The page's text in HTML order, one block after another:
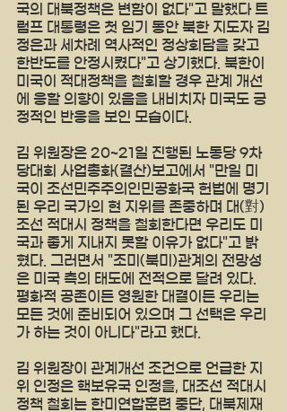
국의 대북정책은 변함이 없다"고 말했다 트
럼프 대통령은 첫 임기 동안 북한 지도자 김
정은과 세차례 역사적인 정상회담을 갖고
한반도를 안정시켰다"고 상기했다. 북한이
미국이 적대정책을 철회할 경우 관계 개선
에 응할 의향이 있음을 내비치자 미국도 긍
정적인 반응을 보인 모습이다.
김 위원장은 20~21일 진행된 노동당 9차
당대회 사업총화(결산)보고에서 "만일 미
국이 조선민주주의인민공화국 헌법에 명기
된 우리 국가의 현 지위를 존중하며 대(對)
조선 적대시 정책을 철회한다면 우리도 미
국과 좋게 지내지 못할 이유가 없다"고 밝
혔다. 그러면서 "조미(북미)관계의 전망성
은 미국 측의 태도에 전적으로 달려 있다.
평화적 공존이든 영원한 대결이든 우리는
모든 것에 준비되어 있으며 그 선택은 우리
가 하는 것이 아니다"라고 했다.
김 위원장이 관계개선 조건으로 언급한 지
위 인정은 핵보유국 인정을, 대조선 적대시
정책 철회는 한미연합훈련 중단, 대북제재